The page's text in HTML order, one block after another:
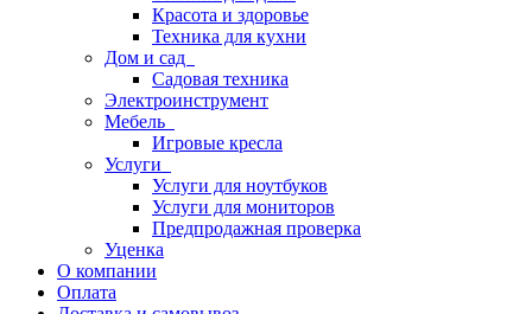
Красота и здоровье
Техника для кухни
Дом и сад
Садовая техника
Электроинструмент
Мебель
Игровые кресла
Услуги
Услуги для ноутбуков
Услуги для мониторов
Предпродажная проверка
Уценка
О компании
Оплата